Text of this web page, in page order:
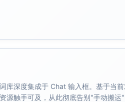
户体验；
：
加快流程速度；
库深度集成于 Chat 输入框。基于当
触手可及，从此彻底告别"手动搬运"